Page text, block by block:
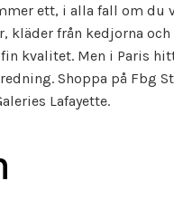
ett, i alla fall om du
från kedjorna
kvalitet. Men i Paris
Shoppa på Fbg
Lafayette.